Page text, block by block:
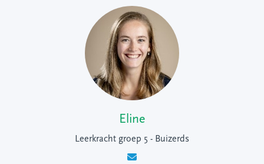
Eline
Leerkracht groep 5 - Buizerds